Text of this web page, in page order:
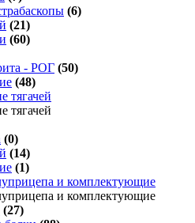
(6)
(21)
(60)
- РОГ (50)
(48)
тягачей
тягачей
(0)
(14)
(1)
и комплектующие
и комплектующие
(27)